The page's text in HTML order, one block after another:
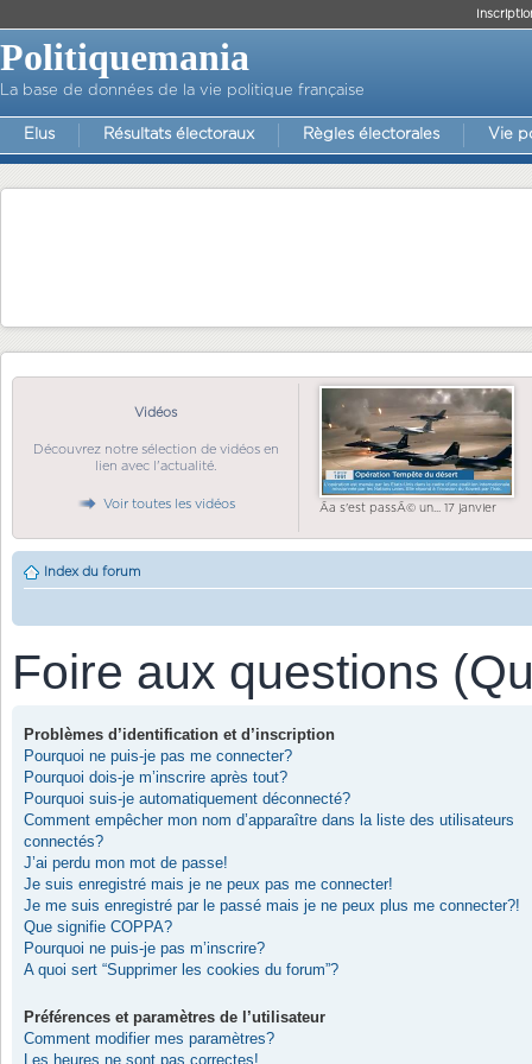
Politiquemania
La base de données de la vie politique française
Elus Résultats électoraux Règles électorales Vie
Vidéos
Découvrez notre sélection de vidéos en
lien avec l'actualité.
Voir toutes les vidéos Ãa s'est passÃ© un... 17 janvier
Index du forum
Foire aux questions
Problèmes d’identification et d’inscription
Pourquoi ne puis-je pas me connecter?
Pourquoi dois-je m’inscrire après tout?
Pourquoi suis-je automatiquement déconnecté?
Comment empêcher mon nom d’apparaître dans la liste des utilisateurs
connectés?
J’ai perdu mon mot de passe!
Je suis enregistré mais je ne peux pas me connecter!
Je me suis enregistré par le passé mais je ne peux plus me connecter?!
Que signifie COPPA?
Pourquoi ne puis-je pas m’inscrire?
A quoi sert “Supprimer les cookies du forum”?
Préférences et paramètres de l’utilisateur
Comment modifier mes paramètres?
Les heures ne sont pas correctes!